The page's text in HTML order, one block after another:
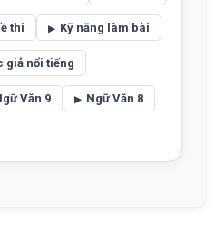
thi Kỹ năng làm bài
giả nổi tiếng
Văn 9 Ngữ Văn 8